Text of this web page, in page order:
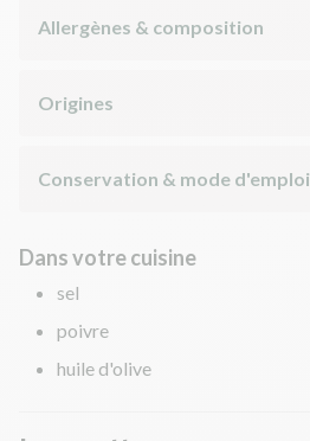
Allergènes & composition
Origines
Conservation & mode d'emploi
Dans votre cuisine
sel
poivre
huile d'olive